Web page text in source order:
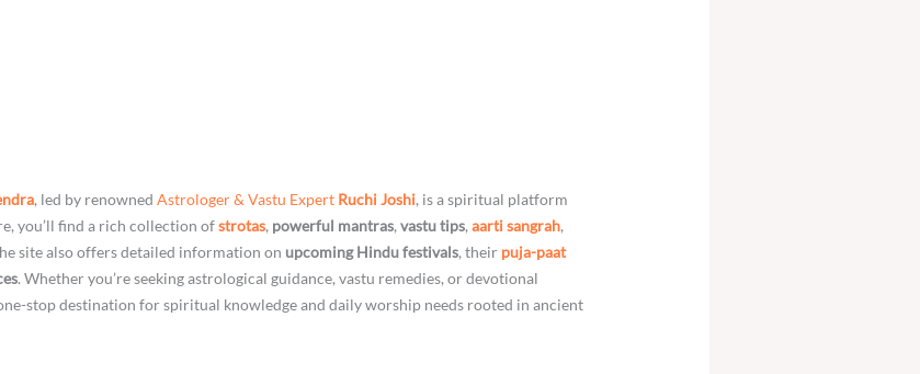
, led by renownedAstrologer & Vastu Expert Ruchi Joshi, is a spiritual platform
you’ll find a rich collection ofstrotas, powerful mantras,vastu tips,aarti sangrah,
site also offers detailed information on upcoming Hindu festivals, their puja-paat
. Whether you’re seeking astrological guidance, vastu remedies, or devotional
stop destination for spiritual knowledge and daily worship needs rooted in ancient